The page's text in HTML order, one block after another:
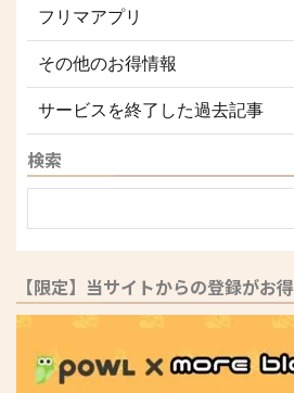
フリマアプリ
その他のお得情報
サービスを終了した過去記事
検索
【限定】当サイトからの登録がお得